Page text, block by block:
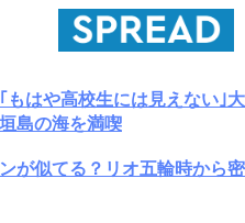
はや高校生には見えない｣大
島の海を満喫
が似てる？リオ五輪時から密